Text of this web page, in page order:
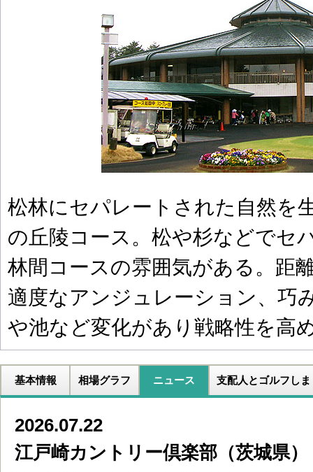
松林にセパレートされた自然を
の丘陵コース。松や杉などでセ
林間コースの雰囲気がある。距
適度なアンジュレーション、巧
や池など変化があり戦略性を高
基本情報 相場グラフ ニュース 支配人とゴルフしま
2026.07.22
江戸崎カントリー倶楽部（茨城県